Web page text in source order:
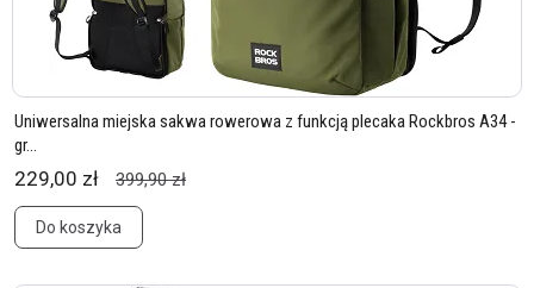
Uniwersalna miejska sakwa rowerowa z funkcją plecaka Rockbros A34 -
gr...
229,00 zł 399,90 zł
Do koszyka